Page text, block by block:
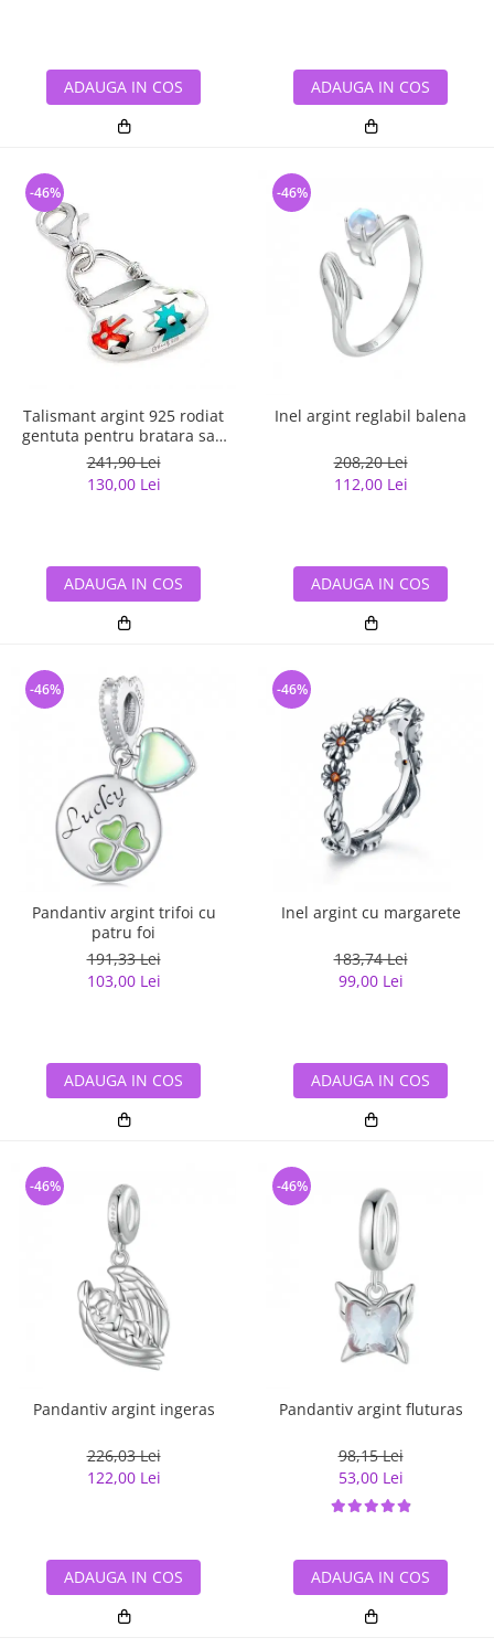
ADAUGA IN COS ADAUGA IN COS
Talismant argint 925 rodiat
gentuta pentru bratara sau
lant
241,90 Lei
130,00 Lei
-46%
ADAUGA IN COS
Inel argint reglabil balena
208,20 Lei
112,00 Lei
-46%
ADAUGA IN COS
Pandantiv argint trifoi cu
patru foi
191,33 Lei
103,00 Lei
-46%
ADAUGA IN COS
Inel argint cu margarete
183,74 Lei
99,00 Lei
-46%
ADAUGA IN COS
Pandantiv argint ingeras
226,03 Lei
122,00 Lei
-46%
ADAUGA IN COS
Pandantiv argint fluturas
98,15 Lei
53,00 Lei
-46%
ADAUGA IN COS